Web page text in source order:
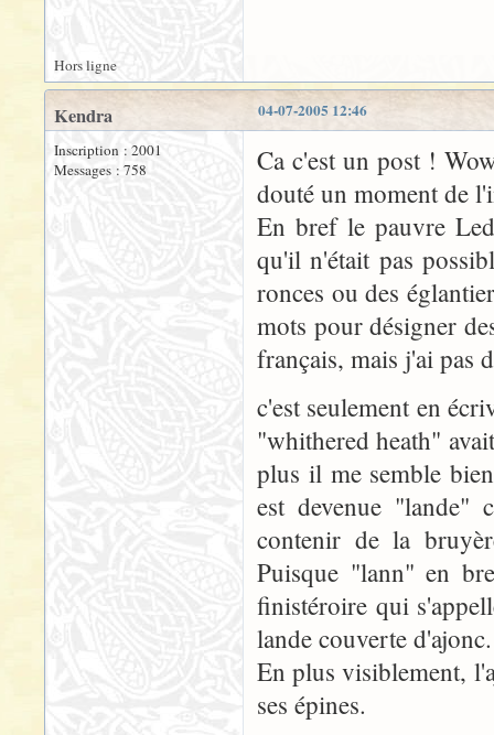
Hors ligne
04-07-2005 12:46
Kendra
Inscription : 2001
Messages : 758
Ca c'est un post !
douté un moment de
En bref le pauvre
qu'il n'était pas
ronces ou des
mots pour désigner
français, mais j'ai pas
c'est seulement en
"whithered heath"
plus il me semble
est devenue "lande"
contenir de la
Puisque "lann" en
finistéroire qui
lande couverte d'ajonc.
En plus visiblement,
ses épines.